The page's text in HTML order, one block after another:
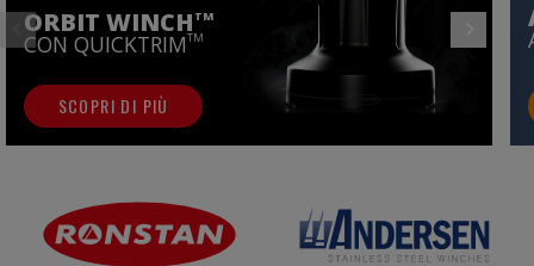
ORBIT WINCH TM
CON QUICKTRIMTM
SCOPRI DI PIÙ